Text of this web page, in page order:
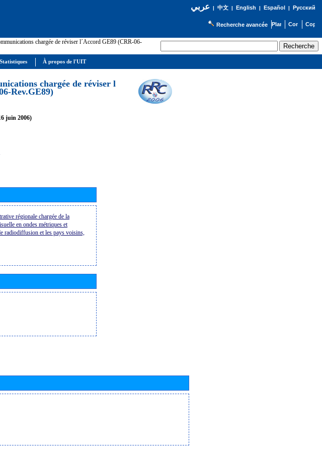
عربي| 中文| English | Español | Русский
Recherche avancée
chargée de réviser l´Accord GE89 (CRR-06-
chargée de réviser l
Rev.GE89)
juin 2006)
régionale chargée de la
en ondes métriques et
radiodiffusion et les pays voisins,
Statistiques À propos de l'UIT